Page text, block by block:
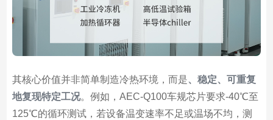
其核心价值并非简单制造冷热环境，而是、稳定、可重复
地复现特定工况。例如，AEC-Q100车规芯片要求-40℃至
125℃的循环测试，若设备温变速率不足或温场不均，测